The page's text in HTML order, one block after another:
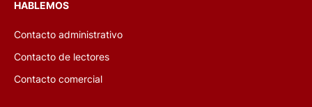
HABLEMOS
Contacto administrativo
Contacto de lectores
Contacto comercial